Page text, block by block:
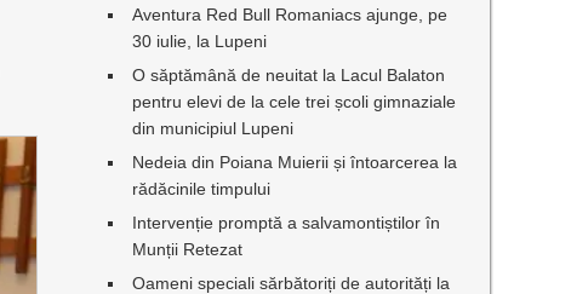
Aventura Red Bull Romaniacs ajunge, pe
30 iulie, la Lupeni
O săptămână de neuitat la Lacul Balaton
pentru elevi de la cele trei școli gimnaziale
din municipiul Lupeni
Nedeia din Poiana Muierii și întoarcerea la
rădăcinile timpului
Intervenție promptă a salvamontiștilor în
Munții Retezat
Oameni speciali sărbătoriți de autorități la